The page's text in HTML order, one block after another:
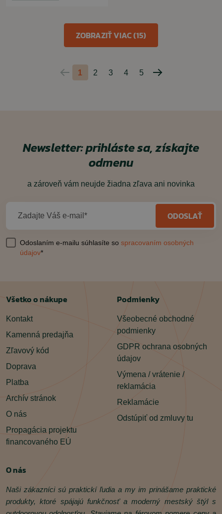
Predchádzajúca
1 2 3 4 5
Nasledujúca
ZOBRAZIŤ VIAC (15)
Newsletter: prihláste sa, získajte
odmenu
a zároveň vám neujde žiadna zľava ani novinka
Zadajte Váš e-mail* ODOSLAŤ
Odoslaním e-mailu súhlasíte so spracovaním osobných
údajov*
Všetko o nákupe
Kontakt
Kamenná predajňa
Zľavový kód
Doprava
Platba
Archív stránok
O nás
Propagácia projektu
financovaného EÚ
Podmienky
Všeobecné obchodné
podmienky
GDPR ochrana osobných
údajov
Výmena / vrátenie /
reklamácia
Reklamácie
Odstúpiť od zmluvy tu
O nás
Naši zákazníci sú praktickí ľudia a my im prinášame praktické
produkty, ktoré spájajú funkčnosť a moderný mestský štýl s